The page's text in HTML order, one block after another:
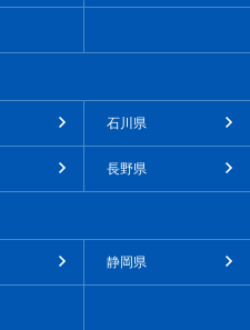
石川県
長野県
静岡県